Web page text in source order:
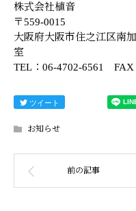
株式会社植音
〒559-0015
大阪府大阪市住之江区南
室
TEL：06-4702-6561 FAX
ツイート
お知らせ